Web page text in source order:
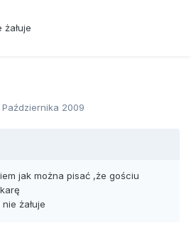
Października 2009
jak można pisać ,że gościu
żałuje